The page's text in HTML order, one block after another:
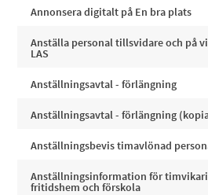
Annonsera digitalt på En bra plats
Anställa personal tillsvidare och på
LAS
Anställningsavtal - förlängning
Anställningsavtal - förlängning
Anställningsbevis timavlönad
Anställningsinformation för
fritidshem och förskola